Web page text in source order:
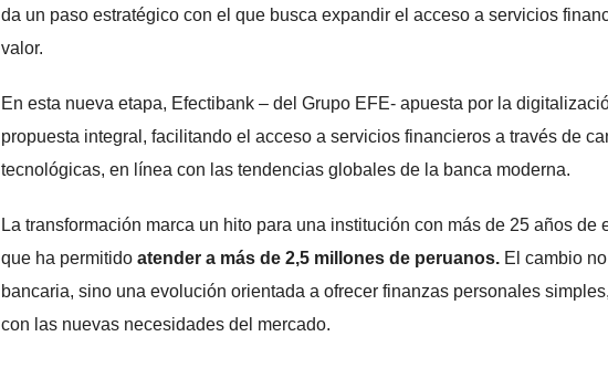
da un paso estratégico con el que busca expandir el acceso a servicios
valor.
En esta nueva etapa, Efectibank – del Grupo EFE- apuesta por la
propuesta integral, facilitando el acceso a servicios financieros a través de
tecnológicas, en línea con las tendencias globales de la banca moderna.
La transformación marca un hito para una institución con más de 25 años de
que ha permitido atender a más de 2,5 millones de peruanos. El cambio
bancaria, sino una evolución orientada a ofrecer finanzas personales
con las nuevas necesidades del mercado.